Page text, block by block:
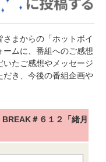
まからの「ホットボイ
ームに、番組へのご感想
たご感想やメッセージ
だき、今後の番組企画や
＃６１２「緒月